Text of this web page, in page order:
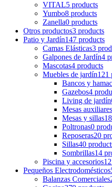
VITAL5 products
Yumbo8 products
Zanella0 products
Otros productos3 products
Patio y Jardín147 products
Camas Elásticas3
Galpones de Jardín4
Mascotas4 products
Muebles de jardín121
Bancos y
Gazebos4
Living de jardín
Mesas auxiliares
Mesas y sillas
Poltronas0
Reposeras20
Sillas40
Sombrillas14
Piscina y accesorios
Pequeños Electrodomésticos
Balanzas Comerciales